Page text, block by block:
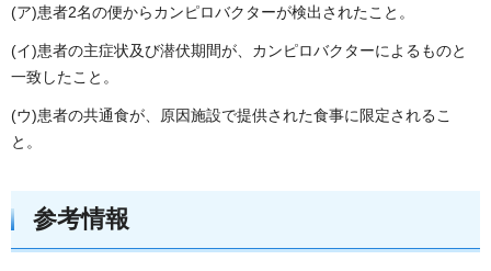
(ア)患者2名の便からカンピロバクターが検出されたこと。
(イ)患者の主症状及び潜伏期間が、カンピロバクターによるものと
一致したこと。
(ウ)患者の共通食が、原因施設で提供された食事に限定されるこ
と。
参考情報